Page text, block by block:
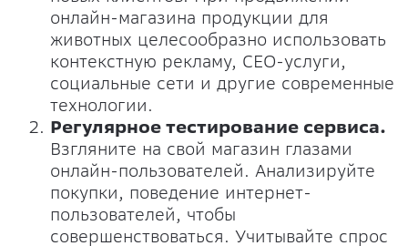
онлайн-магазина продукции для
животных целесообразно использовать
контекстную рекламу, СЕО-услуги,
социальные сети и другие современные
технологии.
Регулярное тестирование сервиса.
Взгляните на свой магазин глазами
онлайн-пользователей. Анализируйте
покупки, поведение интернет-
пользователей, чтобы
совершенствоваться. Учитывайте спрос